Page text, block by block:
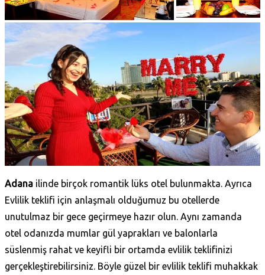
Adana ilinde birçok romantik lüks otel bulunmakta. Ayrıca
Evlilik teklifi için anlaşmalı olduğumuz bu otellerde
unutulmaz bir gece geçirmeye hazır olun. Aynı zamanda
otel odanızda mumlar gül yaprakları ve balonlarla
süslenmiş rahat ve keyifli bir ortamda evlilik teklifinizi
gerçekleştirebilirsiniz. Böyle güzel bir evlilik teklifi muhakkak